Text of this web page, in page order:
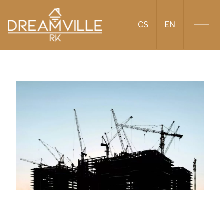
CS EN